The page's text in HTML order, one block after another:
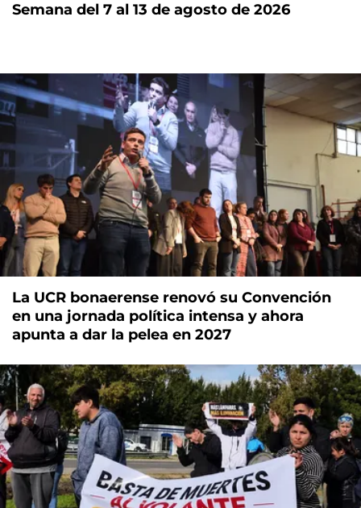
Semana del 7 al 13 de agosto de 2026
La UCR bonaerense renovó su Convención
en una jornada política intensa y ahora
apunta a dar la pelea en 2027